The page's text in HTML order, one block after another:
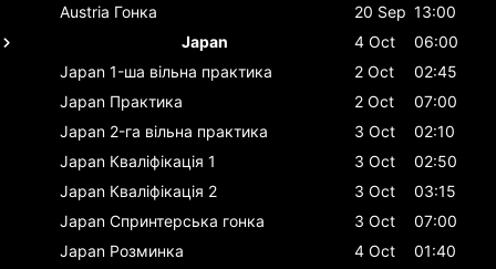
Austria Гонка 20 Sep 13:00
Japan
4 Oct
06:00
Japan 1-ша вільна практика 2 Oct
02:45
Japan Практика 2 Oct
07:00
Japan 2-га вільна практика 3 Oct
02:10
Japan Кваліфікація 1 3 Oct
02:50
Japan Кваліфікація 2 3 Oct
03:15
Japan Спринтерська гонка 3 Oct
07:00
Japan Розминка 4 Oct
01:40